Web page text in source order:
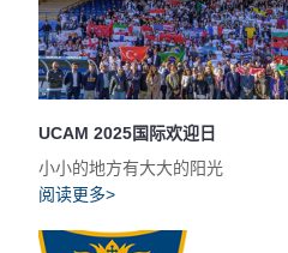
UCAM 2025国际欢迎日
小小的地方有大大的阳光
阅读更多>